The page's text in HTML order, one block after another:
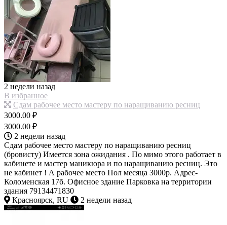
2 недели назад
В избранное
Сдам рабочее место мастеру по наращиванию ресниц
3000.00 ₽
3000.00 ₽
2 недели назад
Сдам рабочее место мастеру по наращиванию ресниц
(бровисту) Имеется зона ожидания . По мимо этого работает в
кабинете и мастер маникюра и по наращиванию ресниц. Это
не кабинет ! А рабочее место Пол месяца 3000р. Адрес-
Коломенская 17б. Офисное здание Парковка на территории
здания 79134471830
Красноярск, RU
2 недели назад